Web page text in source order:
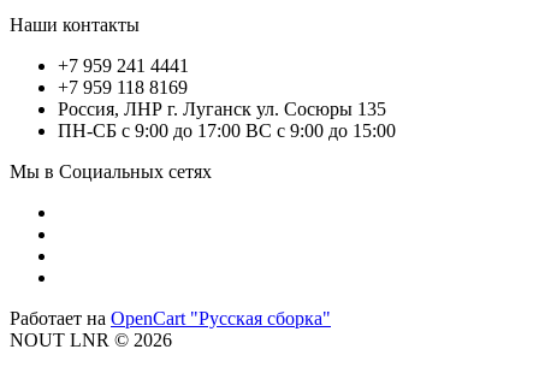
Наши контакты
+7 959 241 4441
+7 959 118 8169
Россия, ЛНР г. Луганск ул. Сосюры 135
ПН-СБ с 9:00 до 17:00 ВС с 9:00 до 15:00
Мы в Социальных сетях
Работает на OpenCart "Русская сборка"
NOUT LNR © 2026